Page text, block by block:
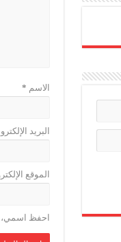
الاسم *
البريد
الموقع
احفظ اسمي،